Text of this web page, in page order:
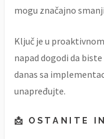
mogu značajno
Ključ je u
napad dogodi da
danas sa
unapređujte.
📩 OSTANITE